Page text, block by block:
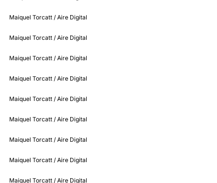
Maiquel Torcatt / Aire Digital
Maiquel Torcatt / Aire Digital
Maiquel Torcatt / Aire Digital
Maiquel Torcatt / Aire Digital
Maiquel Torcatt / Aire Digital
Maiquel Torcatt / Aire Digital
Maiquel Torcatt / Aire Digital
Maiquel Torcatt / Aire Digital
Maiquel Torcatt / Aire Digital